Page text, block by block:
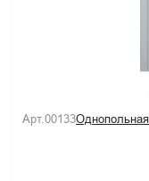
Арт.00133